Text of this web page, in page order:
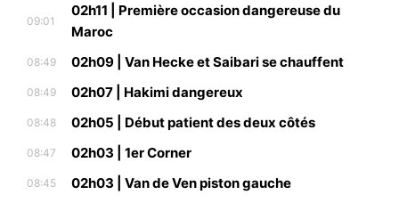
09:01
02h11 | Première occasion dangereuse du
Maroc
08:49 02h09 | Van Hecke et Saibari se chauffent
08:49 02h07 | Hakimi dangereux
08:48 02h05 | Début patient des deux côtés
08:47 02h03 | 1er Corner
08:45 02h03 | Van de Ven piston gauche